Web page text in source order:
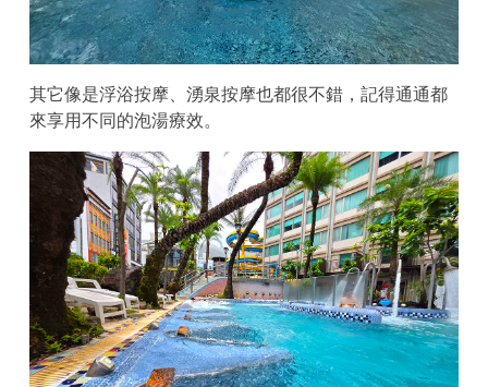
其它像是浮浴按摩、湧泉按摩也都很不錯，記得通通都
來享用不同的泡湯療效。